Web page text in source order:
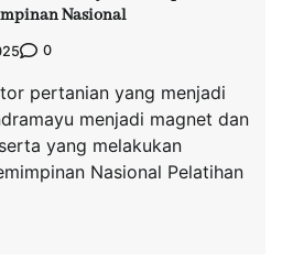
Nasional
0
pertanian yang menjadi
menjadi magnet dan
yang melakukan
Nasional Pelatihan